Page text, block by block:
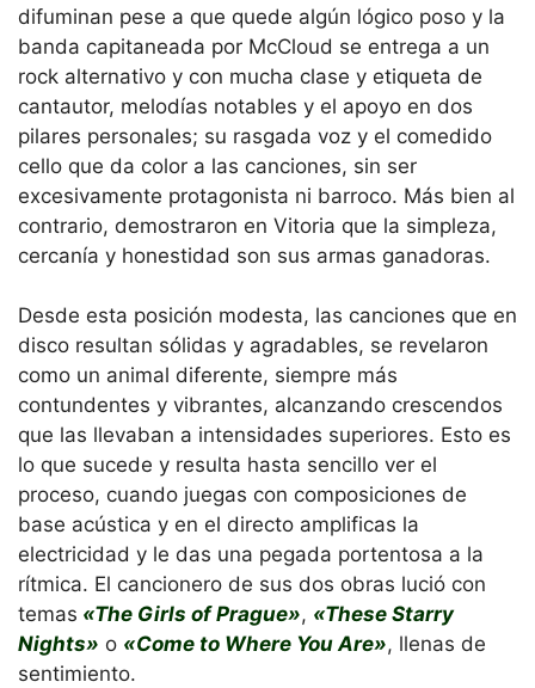
difuminan pese a que quede algún lógico poso y la
banda capitaneada por McCloud se entrega a un
rock alternativo y con mucha clase y etiqueta de
cantautor, melodías notables y el apoyo en dos
pilares personales; su rasgada voz y el comedido
cello que da color a las canciones, sin ser
excesivamente protagonista ni barroco. Más bien al
contrario, demostraron en Vitoria que la simpleza,
cercanía y honestidad son sus armas ganadoras.
Desde esta posición modesta, las canciones que en
disco resultan sólidas y agradables, se revelaron
como un animal diferente, siempre más
contundentes y vibrantes, alcanzando crescendos
que las llevaban a intensidades superiores. Esto es
lo que sucede y resulta hasta sencillo ver el
proceso, cuando juegas con composiciones de
base acústica y en el directo amplificas la
electricidad y le das una pegada portentosa a la
rítmica. El cancionero de sus dos obras lució con
temas «The Girls of Prague», «These Starry
Nights» o «Come to Where You Are», llenas de
sentimiento.